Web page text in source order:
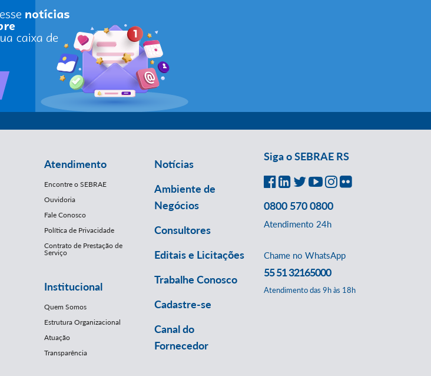
Atendimento
Encontre o SEBRAE
Ouvidoria
Fale Conosco
Política de Privacidade
Contrato de Prestação de
Serviço
Institucional
Quem Somos
Estrutura Organizacional
Atuação
Transparência
Notícias
Ambiente de
Negócios
Consultores
Editais e Licitações
Trabalhe Conosco
Cadastre-se
Canal do
Fornecedor
Siga o SEBRAE RS
0800 570 0800
Atendimento 24h
Chame no WhatsApp
55 51 32165000
Atendimento das 9h às 18h